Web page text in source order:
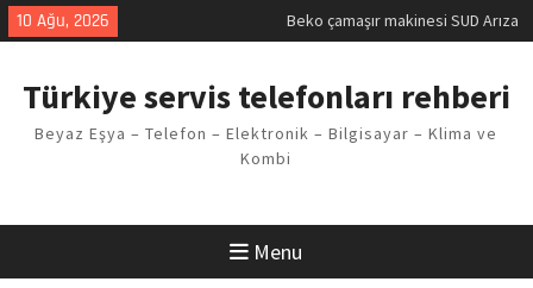
Skip
to
10 Ağu, 2026
Demirdöküm buzdolabı E1 Arıza
Kodu
Arızası Çözümü
E02 Arıza Kodu Regal kombi
Sorunu
Türkiye servis telefonları rehberi
Beyaz Eşya – Telefon – Elektronik – Bilgisayar – Klima ve
Kombi
Menu